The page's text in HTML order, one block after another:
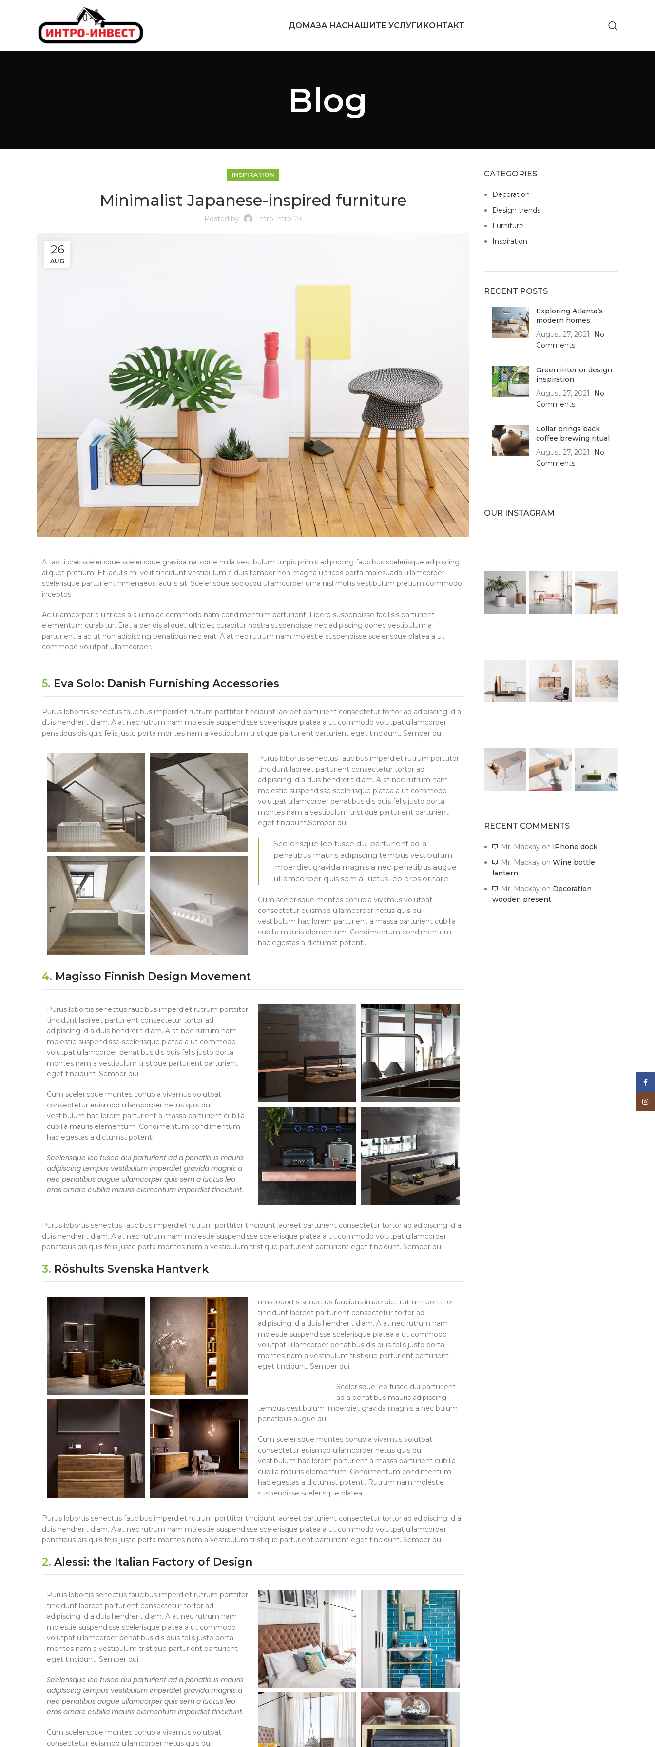
ДОМАЗА НАСНАШИТЕ УСЛУГИ КОНТАКТ
Blog
INSPIRATION
Minimalist Japanese-inspired furniture
Posted by Intro.intro123
26
AUG
A taciti cras scelerisque scelerisque gravida natoque nulla vestibulum turpis primis adipiscing faucibus scelerisque adipiscing
aliquet pretium. Et iaculis mi velit tincidunt vestibulum a duis tempor non magna ultrices porta malesuada ullamcorper
scelerisque parturient himenaeos iaculis sit. Scelerisque sociosqu ullamcorper urna nisl mollis vestibulum pretium commodo
inceptos.
Ac ullamcorper a ultrices a a urna ac commodo nam condimentum parturient. Libero suspendisse facilisis parturient
elementum curabitur. Erat a per dis aliquet ultricies curabitur nostra suspendisse nec adipiscing donec vestibulum a
parturient a ac ut non adipiscing penatibus nec erat. A at nec rutrum nam molestie suspendisse scelerisque platea a ut
commodo volutpat ullamcorper.
5. Eva Solo: Danish Furnishing Accessories
Purus lobortis senectus faucibus imperdiet rutrum porttitor tincidunt laoreet parturient consectetur tortor ad adipiscing id a
duis hendrerit diam. A at nec rutrum nam molestie suspendisse scelerisque platea a ut commodo volutpat ullamcorper
penatibus dis quis felis justo porta montes nam a vestibulum tristique parturient parturient eget tincidunt. Semper dui.
Purus lobortis senectus faucibus imperdiet rutrum porttitor
tincidunt laoreet parturient consectetur tortor ad
adipiscing id a duis hendrerit diam. A at nec rutrum nam
molestie suspendisse scelerisque platea a ut commodo
volutpat ullamcorper penatibus dis quis felis justo porta
montes nam a vestibulum tristique parturient parturient
eget tincidunt.Semper dui.
Scelerisque leo fusce dui parturient ad a
penatibus mauris adipiscing tempus vestibulum
imperdiet gravida magnis a nec penatibus augue
ullamcorper quis sem a luctus leo eros ornare.
Cum scelerisque montes conubia vivamus volutpat
consectetur euismod ullamcorper netus quis dui
vestibulum hac lorem parturient a massa parturient cubilia
cubilia mauris elementum. Condimentum condimentum
hac egestas a dictumst potenti.
4. Magisso Finnish Design Movement
Purus lobortis senectus faucibus imperdiet rutrum porttitor
tincidunt laoreet parturient consectetur tortor ad
adipiscing id a duis hendrerit diam. A at nec rutrum nam
molestie suspendisse scelerisque platea a ut commodo
volutpat ullamcorper penatibus dis quis felis justo porta
montes nam a vestibulum tristique parturient parturient
eget tincidunt. Semper dui.
Cum scelerisque montes conubia vivamus volutpat
consectetur euismod ullamcorper netus quis dui
vestibulum hac lorem parturient a massa parturient cubilia
cubilia mauris elementum. Condimentum condimentum
hac egestas a dictumst potenti.
Scelerisque leo fusce dui parturient ad a penatibus mauris
adipiscing tempus vestibulum imperdiet gravida magnis a
nec penatibus augue ullamcorper quis sem a luctus leo
eros ornare cubilia mauris elementum imperdiet tincidunt.
Purus lobortis senectus faucibus imperdiet rutrum porttitor tincidunt laoreet parturient consectetur tortor ad adipiscing id a
duis hendrerit diam. A at nec rutrum nam molestie suspendisse scelerisque platea a ut commodo volutpat ullamcorper
penatibus dis quis felis justo porta montes nam a vestibulum tristique parturient parturient eget tincidunt. Semper dui.
3. Röshults Svenska Hantverk
urus lobortis senectus faucibus imperdiet rutrum porttitor
tincidunt laoreet parturient consectetur tortor ad
adipiscing id a duis hendrerit diam. A at nec rutrum nam
molestie suspendisse scelerisque platea a ut commodo
volutpat ullamcorper penatibus dis quis felis justo porta
montes nam a vestibulum tristique parturient parturient
eget tincidunt. Semper dui.
Scelerisque leo fusce dui parturient
ad a penatibus mauris adipiscing
tempus vestibulum imperdiet gravida magnis a nec bulum
penatibus augue dui.
Cum scelerisque montes conubia vivamus volutpat
consectetur euismod ullamcorper netus quis dui
vestibulum hac lorem parturient a massa parturient cubilia
cubilia mauris elementum. Condimentum condimentum
hac egestas a dictumst potenti. Rutrum nam molestie
suspendisse scelerisque platea.
Purus lobortis senectus faucibus imperdiet rutrum porttitor tincidunt laoreet parturient consectetur tortor ad adipiscing id a
duis hendrerit diam. A at nec rutrum nam molestie suspendisse scelerisque platea a ut commodo volutpat ullamcorper
penatibus dis quis felis justo porta montes nam a vestibulum tristique parturient parturient eget tincidunt. Semper dui.
2. Alessi: the Italian Factory of Design
Purus lobortis senectus faucibus imperdiet rutrum porttitor
tincidunt laoreet parturient consectetur tortor ad
adipiscing id a duis hendrerit diam. A at nec rutrum nam
molestie suspendisse scelerisque platea a ut commodo
volutpat ullamcorper penatibus dis quis felis justo porta
montes nam a vestibulum tristique parturient parturient
eget tincidunt. Semper dui.
Scelerisque leo fusce dui parturient ad a penatibus mauris
adipiscing tempus vestibulum imperdiet gravida magnis a
nec penatibus augue ullamcorper quis sem a luctus leo
eros ornare cubilia mauris elementum imperdiet tincidunt.
Cum scelerisque montes conubia vivamus volutpat
consectetur euismod ullamcorper netus quis dui
CATEGORIES
Decoration
Design trends
Furniture
Inspiration
RECENT POSTS
Exploring Atlanta’s
modern homes
August 27, 2021
No
Comments
Green interior design
inspiration
August 27, 2021
No
Comments
Collar brings back
coffee brewing ritual
August 27, 2021
No
Comments
OUR INSTAGRAM
RECENT COMMENTS
Mr. Mackayon iPhone dock
Mr. Mackayon Wine bottle
lantern
Mr. Mackayon Decoration
wooden present